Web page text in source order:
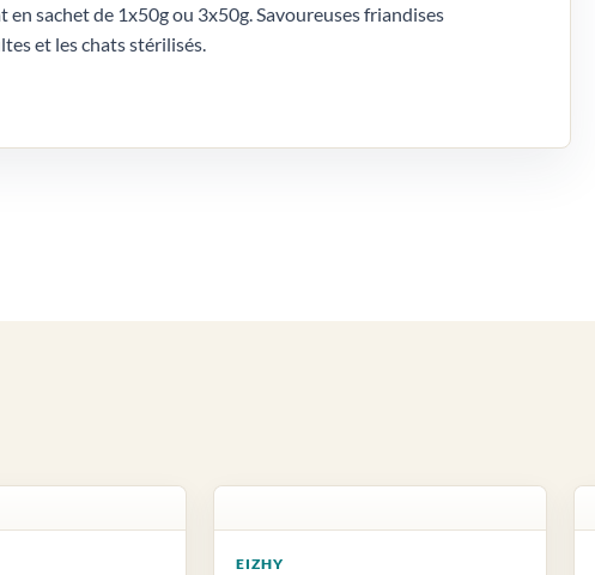
sachet de 1x50g ou 3x50g. Savoureuses friandises
et les chats stérilisés.
EIZHY